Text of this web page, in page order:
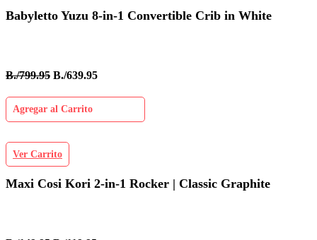
Babyletto Yuzu 8-in-1 Convertible Crib in White
B./799.95 B./639.95
Agregar al Carrito
Ver Carrito
Maxi Cosi Kori 2-in-1 Rocker | Classic Graphite